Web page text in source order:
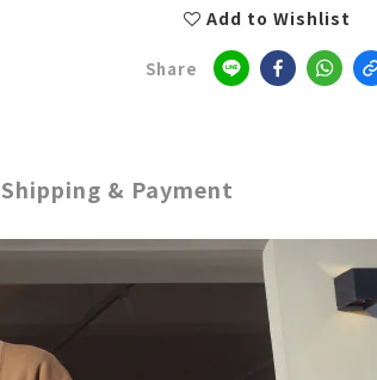
Add to Wishlist
Share
Shipping & Payment